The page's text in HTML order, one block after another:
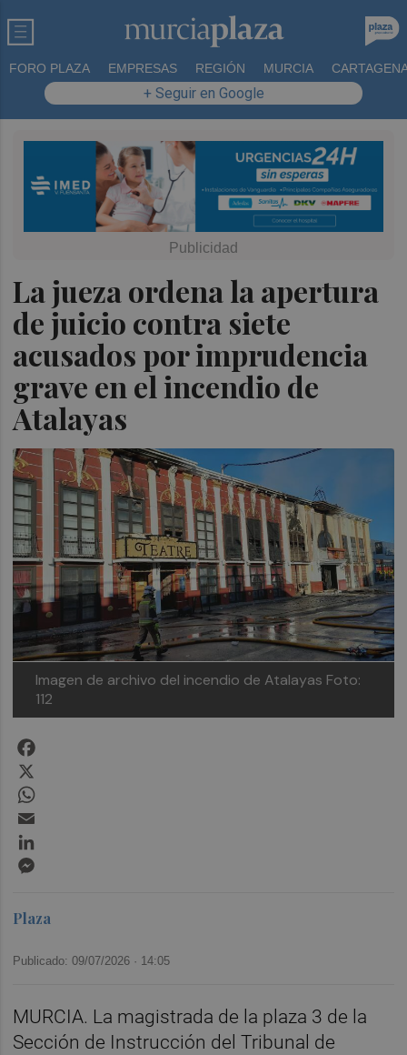
FORO PLAZA EMPRESAS REGIÓN MURCIA
+ Seguir en Google
La jueza ordena la apertura
de juicio contra siete
acusados por imprudencia
grave en el incendio de
Atalayas
Imagen de archivo del incendio de Atalayas Foto:
112
Plaza
Publicado: 09/07/2026 · 14:05
MURCIA. La magistrada de la plaza 3 de la
Sección de Instrucción del Tribunal de